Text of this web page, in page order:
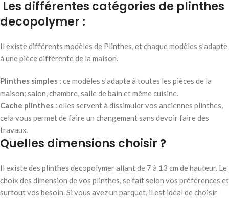
Les différentes catégories de plinthes
decopolymer :
Il existe différents modèles de Plinthes, et chaque modèles s’adapte
à une pièce différente de la maison.
Plinthes simples : ce modèles s’adapte à toutes les pièces de la
maison; salon, chambre, salle de bain et même cuisine.
Cache plinthes : elles servent à dissimuler vos anciennes plinthes,
cela vous permet de faire un changement sans devoir faire des
travaux.
Quelles dimensions choisir ?
Il existe des plinthes decopolymer allant de 7 à 13 cm de hauteur. Le
choix des dimension de vos plinthes, se fait selon vos préférences et
surtout vos besoin. Si vous avez un parquet, il est idéal de choisir